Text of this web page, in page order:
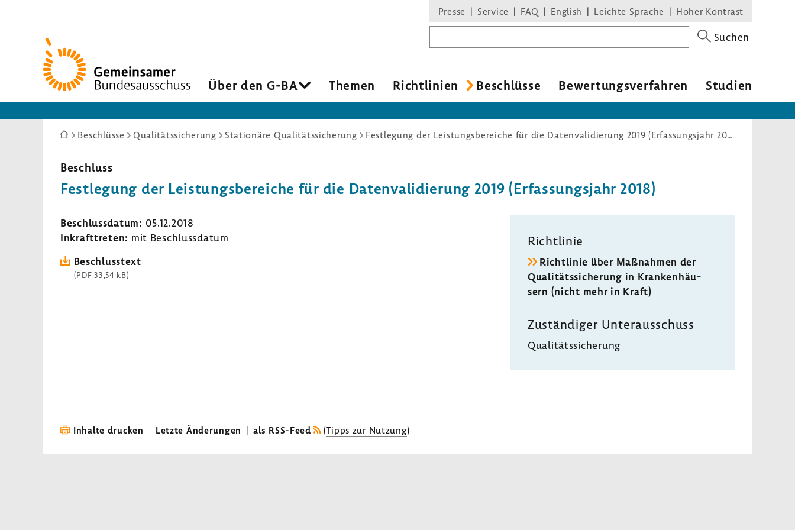
Zur
Startseite
Presse Service FAQ English Leichte Sprache Hoher Kontrast
Suchen
Über den G-BA Themen Richt­li­nien Beschlüsse Bewer­tungs­ver­fahren Studien
Sie
hier:
Beschlüsse Qualitätssicherung Stationäre Qualitätssicherung Festlegung der Leistungsbereiche für die Datenvalidierung 2019 (Erfassungsjahr 2018)
Beschluss
Fest­le­gung der Leis­tungs­be­reiche für die Daten­va­li­die­rung 2019 (Erfas­sungs­jahr 2018)
Beschluss­datum: 05.12.2018
Inkraft­treten: mit Beschluss­datum
Beschluss­text
(PDF 33,54 kB)
Richt­linie
Richt­linie über Maßnahmen der
Quali­täts­si­che­rung in Kran­ken­häu­
sern (nicht mehr in Kraft)
Zustän­diger Unter­aus­schuss
Quali­täts­si­che­rung
Inhalte drucken Letzte Änderungen | als RSS-Feed (Tipps zur Nutzung)